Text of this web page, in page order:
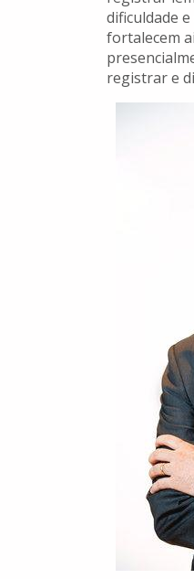
dificuldade
fortalecem
registrar e